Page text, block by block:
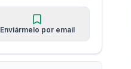
Enviármelo por email